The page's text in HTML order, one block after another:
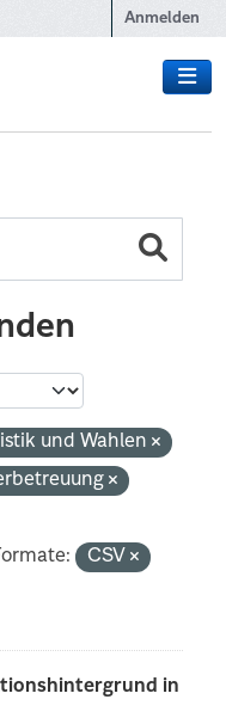
Anmelden
und Wahlen
CSV
in